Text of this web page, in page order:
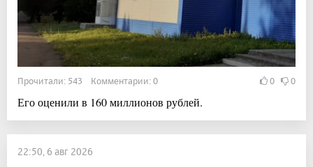
Прочитали: 543 Комментарии: 0 0 0
Его оценили в 160 миллионов рублей.
22:50, 6 авг 2026